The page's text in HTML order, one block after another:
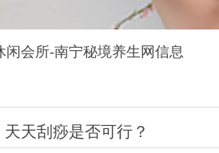
闲会所-南宁秘境养生网信息
天刮痧是否可行？